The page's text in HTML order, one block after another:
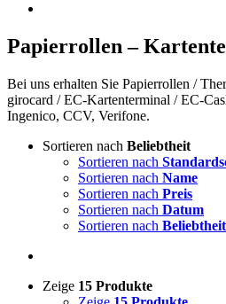
Papierrollen –
Bei uns erhalten Sie Papierrollen /
girocard / EC-Kartenterminal / EC-
Ingenico, CCV, Verifone.
Sortieren nach Beliebtheit
Sortieren nach
Sortieren nach Name
Sortieren nach Preis
Sortieren nach Datum
Sortieren nach Beliebtheit
Zeige 15 Produkte